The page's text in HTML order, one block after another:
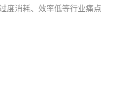
度消耗、效率低等行业痛点